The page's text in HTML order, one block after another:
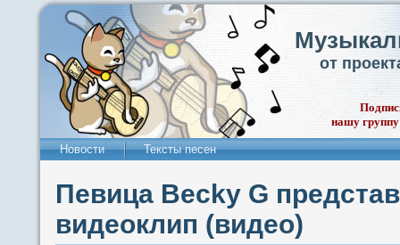
от
нашу
Новости Тексты песен
Певица Becky G
видеоклип (видео)